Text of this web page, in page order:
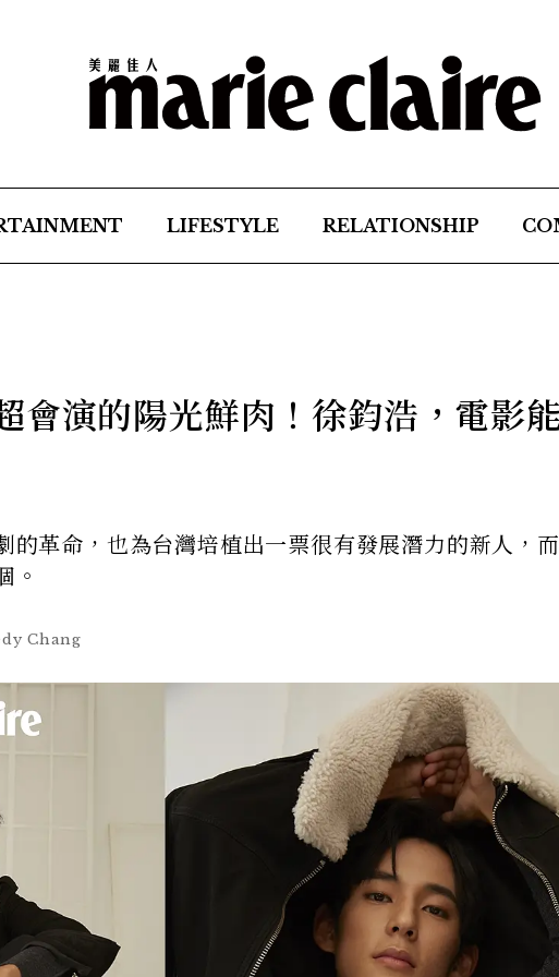
LIFESTYLE RELATIONSHIP
會演的陽光鮮肉！徐鈞浩，電影
的革命，也為台灣培植出一票很有發展潛力的新人，
。
Chang